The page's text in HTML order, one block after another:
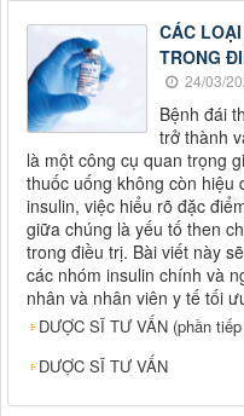
CÁC
TRONG
24/03/
Bệnh đái
trở thành
là một công cụ quan trọng
thuốc uống không còn hiệu
insulin, việc hiểu rõ đặc
giữa chúng là yếu tố then
trong điều trị. Bài viết này
các nhóm insulin chính và
nhân và nhân viên y tế tối
DƯỢC SĨ TƯ VẤN (phần
DƯỢC SĨ TƯ VẤN